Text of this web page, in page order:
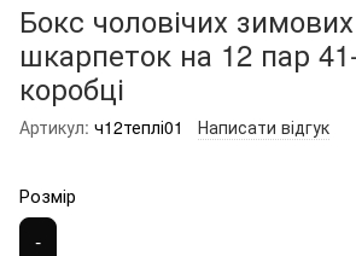
Бокс чоловічих
шкарпеток на 12 пар
коробці
Артикул: ч12теплі01 Написати відгук
Розмір
-